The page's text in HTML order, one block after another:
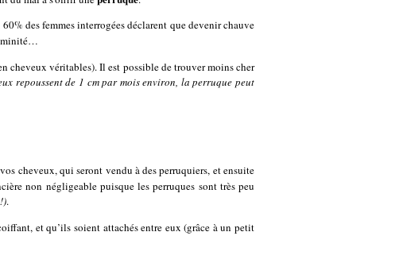
des femmes interrogées déclarent que devenir chauve
cheveux véritables). Il est possible de trouver moins cher
repoussent de 1 cm par mois environ, la perruque peut
cheveux, qui seront vendu à des perruquiers, et ensuite
non négligeable puisque les perruques sont très peu
.
et qu’ils soient attachés entre eux (grâce à un petit